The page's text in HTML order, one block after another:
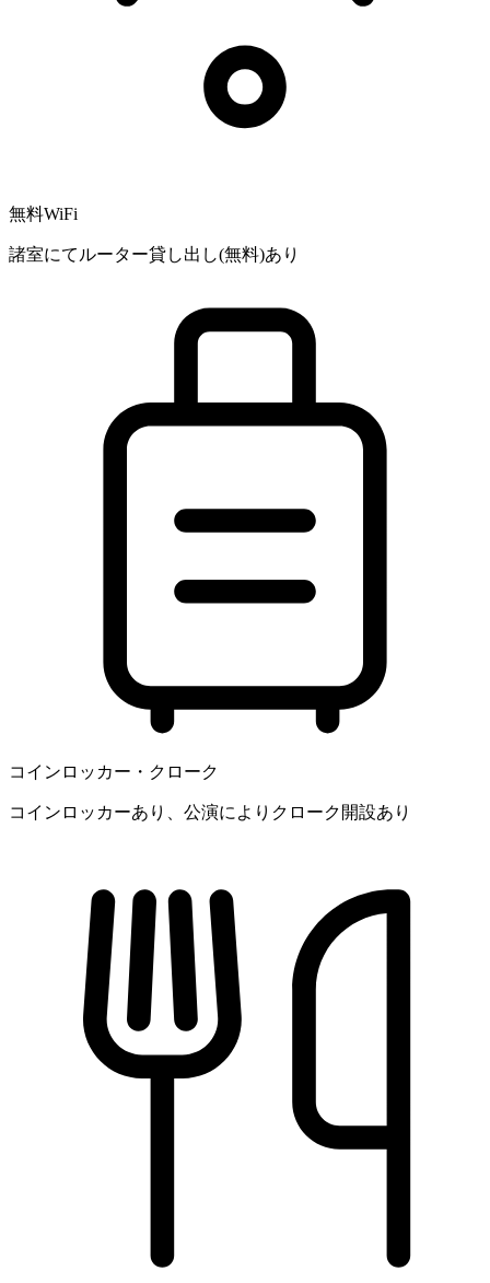
無料WiFi
諸室にてルーター貸し出し(無料)あり
コインロッカー・クローク
コインロッカーあり、公演によりクローク開設あり